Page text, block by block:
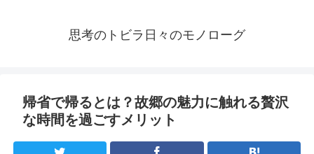
思考のトビラ日々のモノローグ
帰省で帰るとは？故郷の魅力に触れる贅沢
な時間を過ごすメリット